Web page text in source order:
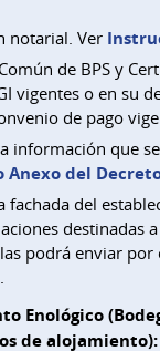
notarial. Ver
de BPS y
vigentes o en su
de pago
información que
del
fachada del
destinadas
podrá enviar por
Enológico
de alojamiento):